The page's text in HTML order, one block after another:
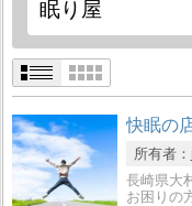
快眠の
所有者：
長崎県大
お困りの